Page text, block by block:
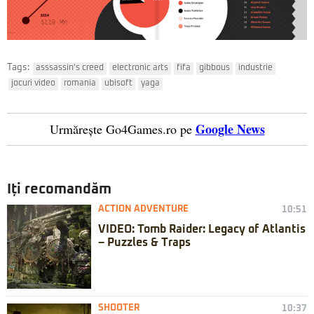
Tags: asssassin's creed electronic arts fifa gibbous
industrie
jocuri video
romania ubisoft yaga
Urmărește Go4Games.ro pe Google News
Iți recomandăm
ACTION ADVENTURE 10:51
VIDEO: Tomb Raider: Legacy of Atlantis
– Puzzles & Traps
SHOOTER 10:37